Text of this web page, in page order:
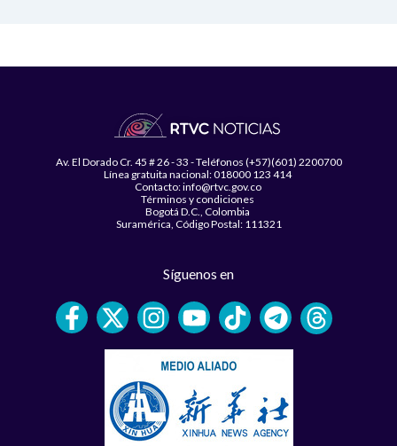
Av. El Dorado Cr. 45 # 26 - 33 - Teléfonos (+57)(601) 2200700
Línea gratuita nacional: 018000 123 414
Contacto: info@rtvc.gov.co
Términos y condiciones
Bogotá D.C., Colombia
Suramérica, Código Postal: 111321
Síguenos en